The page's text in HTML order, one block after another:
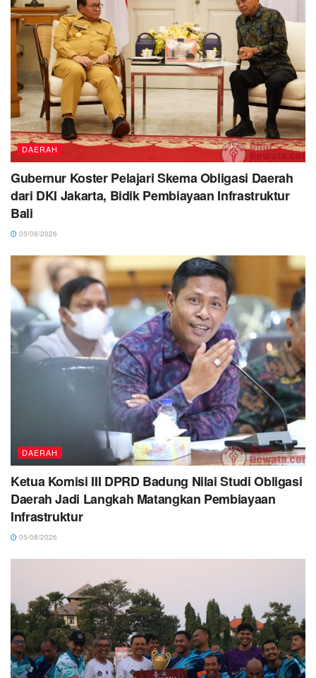
DAERAH
Gubernur Koster Pelajari Skema Obligasi Daerah
dari DKI Jakarta, Bidik Pembiayaan Infrastruktur
Bali
05/08/2026
DAERAH
Ketua Komisi III DPRD Badung Nilai Studi Obligasi
Daerah Jadi Langkah Matangkan Pembiayaan
Infrastruktur
05/08/2026